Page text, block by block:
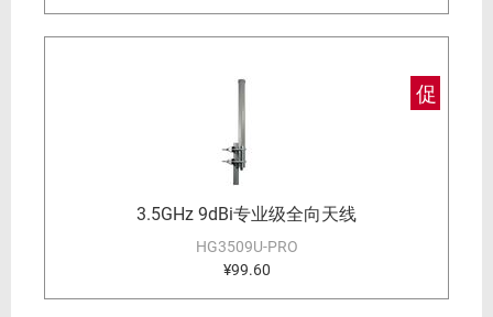
促
3.5GHz 9dBi专业级全向天线
HG3509U-PRO
¥99.60